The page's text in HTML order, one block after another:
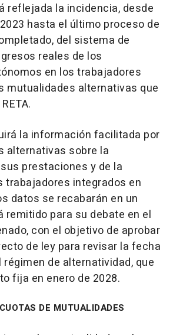
reflejada la incidencia, desde
hasta el último proceso de
del sistema de
reales de los
en los trabajadores
mutualidades alternativas que
la información facilitada por
alternativas sobre la
prestaciones y de la
trabajadores integrados en
datos se recabarán en un
remitido para su debate en el
con el objetivo de aprobar
de ley para revisar la fecha
de alternatividad, que
fija en enero de 2028.
DE MUTUALIDADES